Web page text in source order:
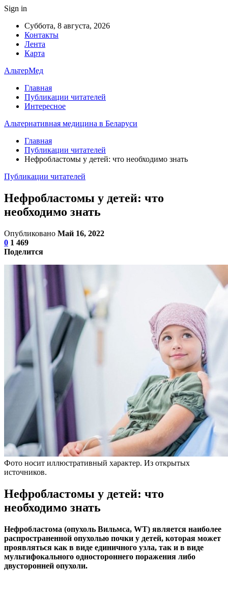
Sign in
Суббота, 8 августа, 2026
Контакты
Лента
Карта
АльтерМед
Главная
Публикации читателей
Интересное
Альтернативная медицина в Беларуси
Главная
Публикации читателей
Нефробластомы у детей: что необходимо знать
Публикации читателей
Нефробластомы у детей: что
необходимо знать
Опубликовано Май 16, 2022
0 1 469
Поделится
Фото носит иллюстративный характер. Из открытых
источников.
Нефробластомы у детей: что
необходимо знать
Нефробластома (опухоль Вильмса, WT) является наиболее
распространенной опухолью почки у детей, которая может
проявляться как в виде единичного узла, так и в виде
мультифокального одностороннего поражения либо
двусторонней опухоли.